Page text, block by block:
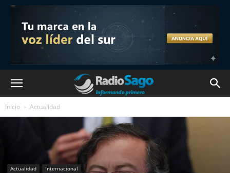
Inicio Actualidad
Actualidad Internacional